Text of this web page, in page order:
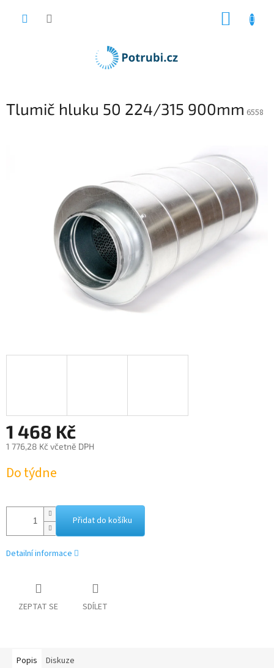
Tlumič hluku 50 224/315 900mm 6558
1 468 Kč
1 776,28 Kč včetně DPH
cena:
Do týdne
Přidat do košíku
Detailní informace
ZEPTAT SE SDÍLET
Popis Diskuze